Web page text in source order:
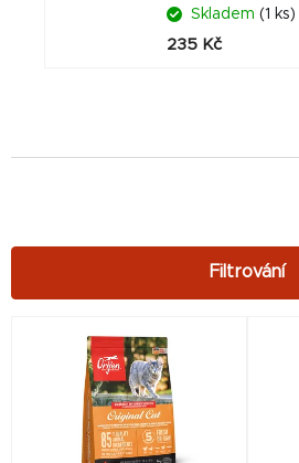
Skladem (1 ks)
235 Kč